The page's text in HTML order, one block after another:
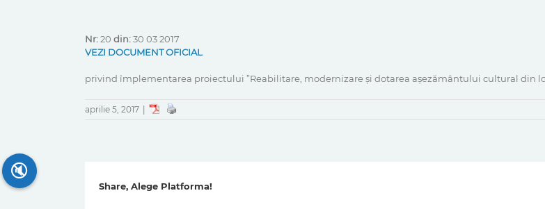
Nr:20 din:30 03 2017
VEZI DOCUMENT OFICIAL
privind împlementarea proiectului ”Reabilitare, modernizare și dotarea așezământului cultural din
aprilie 5, 2017
Share, Alege Platforma!
🔇